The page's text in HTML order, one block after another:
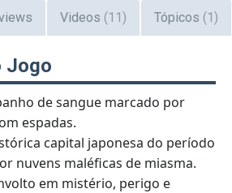
Videos (11) Tópicos (1)
Jogo
de sangue marcado por
espadas.
capital japonesa do período
nuvens maléficas de miasma.
em mistério, perigo e